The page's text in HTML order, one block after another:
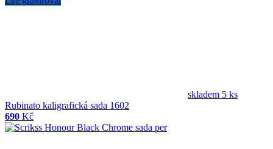
skladem 5 ks
Rubinato kaligrafická sada 1602
690 Kč